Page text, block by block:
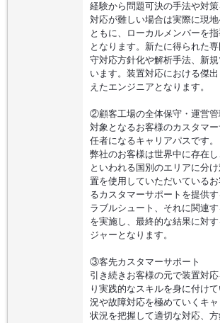
経験から問題可決の手法や対
対応が難しい場合は実際に現
ともに、ローカルメンバーを
となります。新たに得られた
守対応方針化や解析手法、新
います。装置対応における傑
えたエンジニアとなります。
②顧客工場の全体保守・運営管
対象となるお客様のカスタマ
任者になるキャリアパスです。
弊社のお客様は世界中に存在
といわれる国別のエリアに分
置を使用していただいている
るカスタマーサポートを提供
ラブルシュート、それに関連
を実施し、最終的な結果に対
ジャーとなります。
③客先カスタマーサポート
引き続きお客様の元で装置対
り実践的なスキルを身に付け
況や故障対応を極めていくキ
状況を把握して適切な対応、